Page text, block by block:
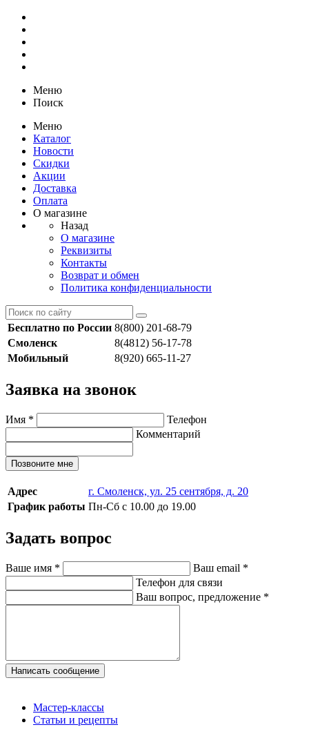
Меню
Поиск
Меню
Каталог
Новости
Скидки
Акции
Доставка
Оплата
О магазине
Назад
О магазине
Реквизиты
Контакты
Возврат и обмен
Политика конфиденциальности
Бесплатно по России 8(800) 201-68-79
Смоленск
8(4812) 56-17-78
Мобильный
8(920) 665-11-27
Заявка на звонок
Имя *
Телефон
Комментарий
Позвоните мне
Адрес
г. Смоленск, ул. 25 сентября, д. 20
График работы Пн-Сб с 10.00 до 19.00
Задать вопрос
Ваше имя * Ваш email *
Телефон для связи
Ваш вопрос, предложение *
Написать сообщение
Мастер-классы
Статьи и рецепты